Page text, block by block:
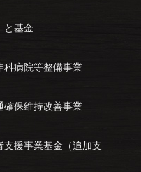
と基金
病院等整備事業
保維持改善事業
援事業基金（追加支